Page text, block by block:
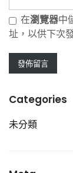
在瀏覽器中
址，以供下次
Categories
未分類